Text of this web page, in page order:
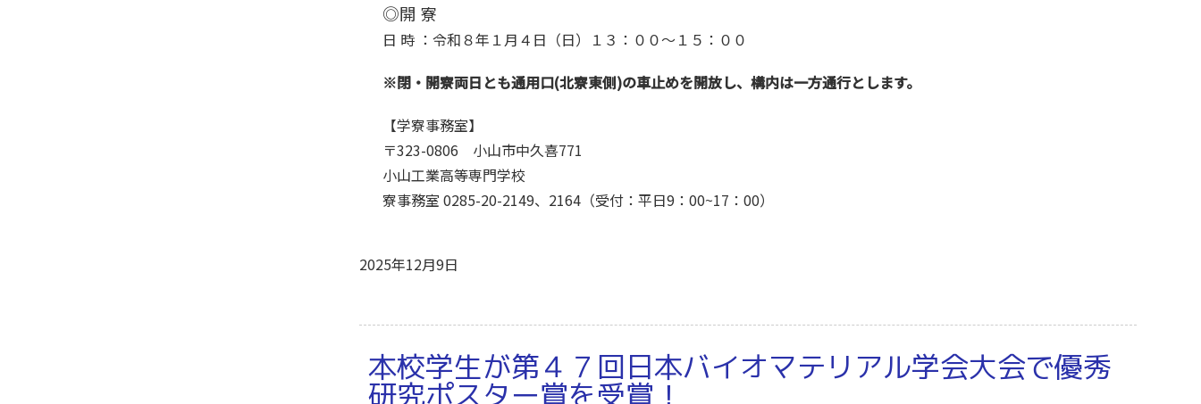
◎開 寮
日 時 ：令和８年１月４日（日）１３：００～１５：００
※閉・開寮両日とも通用口(北寮東側)の車止めを開放し、構内は一方通行とします。
【学寮事務室】
〒323-0806 小山市中久喜771
小山工業高等専門学校
寮事務室 0285-20-2149、2164（受付：平日9：00~17：00）
2025年12月9日
本校学生が第４７回日本バイオマテリアル学会大会で優秀
研究ポスター賞を受賞！